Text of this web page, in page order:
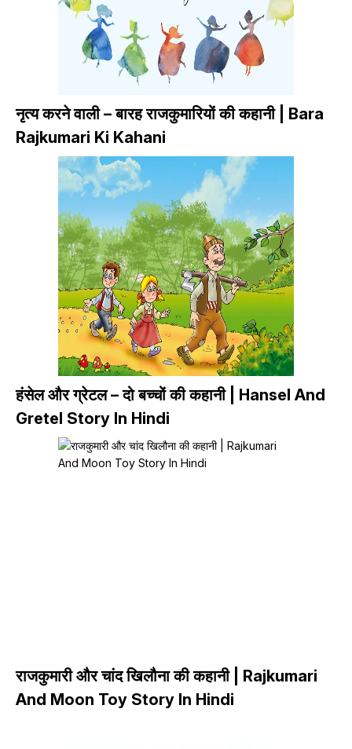
नृत्य करने वाली – बारह राजकुमारियों की कहानी | Bara
Rajkumari Ki Kahani
हंसेल और ग्रेटल – दो बच्चों की कहानी | Hansel And
Gretel Story In Hindi
राजकुमारी और चांद खिलौना की कहानी | Rajkumari
And Moon Toy Story In Hindi